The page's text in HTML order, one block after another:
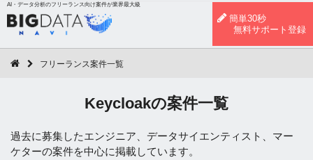
AI・データ分析のフリーランス向け案件が業界最大級
簡単30秒
無料サポート登録
フリーランス案件一覧
Keycloakの案件一覧
過去に募集したエンジニア、データサイエンティスト、マー
ケターの案件を中心に掲載しています。